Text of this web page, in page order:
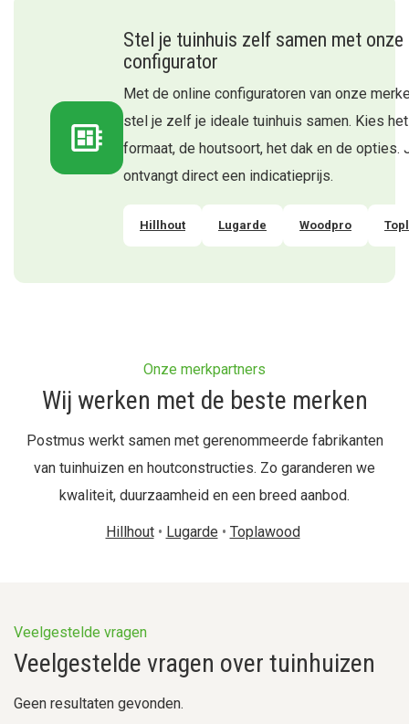
Stel je tuinhuis zelf samen met onze
configurator
Met de online configuratoren van onze
stel je zelf je ideale tuinhuis samen. Kies het
formaat, de houtsoort, het dak en de opties.
ontvangt direct een indicatieprijs.
Hillhout Lugarde Woodpro
Onze merkpartners
Wij werken met de beste merken
Postmus werkt samen met gerenommeerde fabrikanten
van tuinhuizen en houtconstructies. Zo garanderen we
kwaliteit, duurzaamheid en een breed aanbod.
Hillhout• Lugarde • Toplawood
Veelgestelde vragen
Veelgestelde vragen over tuinhuizen
Geen resultaten gevonden.